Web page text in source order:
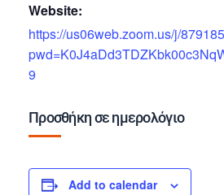
Website:
https://us06web.zoom.us/j/
9
Προσθήκη σε ημερολόγιο
Add to calendar